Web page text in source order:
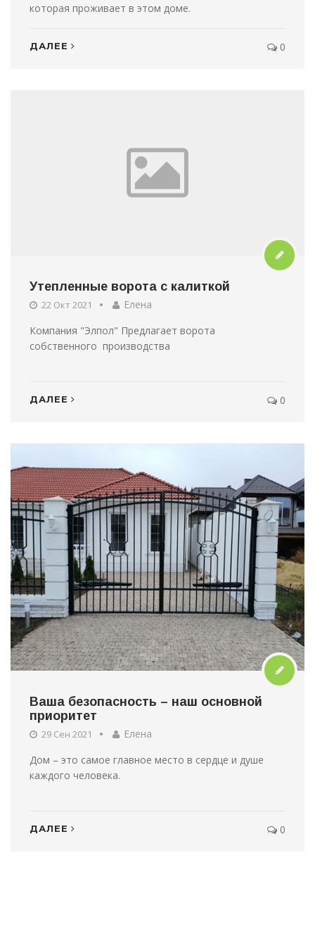
которая проживает в этом доме.
ДАЛЕЕ 0
Утепленные ворота с калиткой
22 Окт 2021
Елена
Компания "Элпол" Предлагает ворота
собственного производства
ДАЛЕЕ 0
Ваша безопасность – наш основной
приоритет
29 Сен 2021
Елена
Дом – это самое главное место в сердце и душе
каждого человека.
ДАЛЕЕ 0